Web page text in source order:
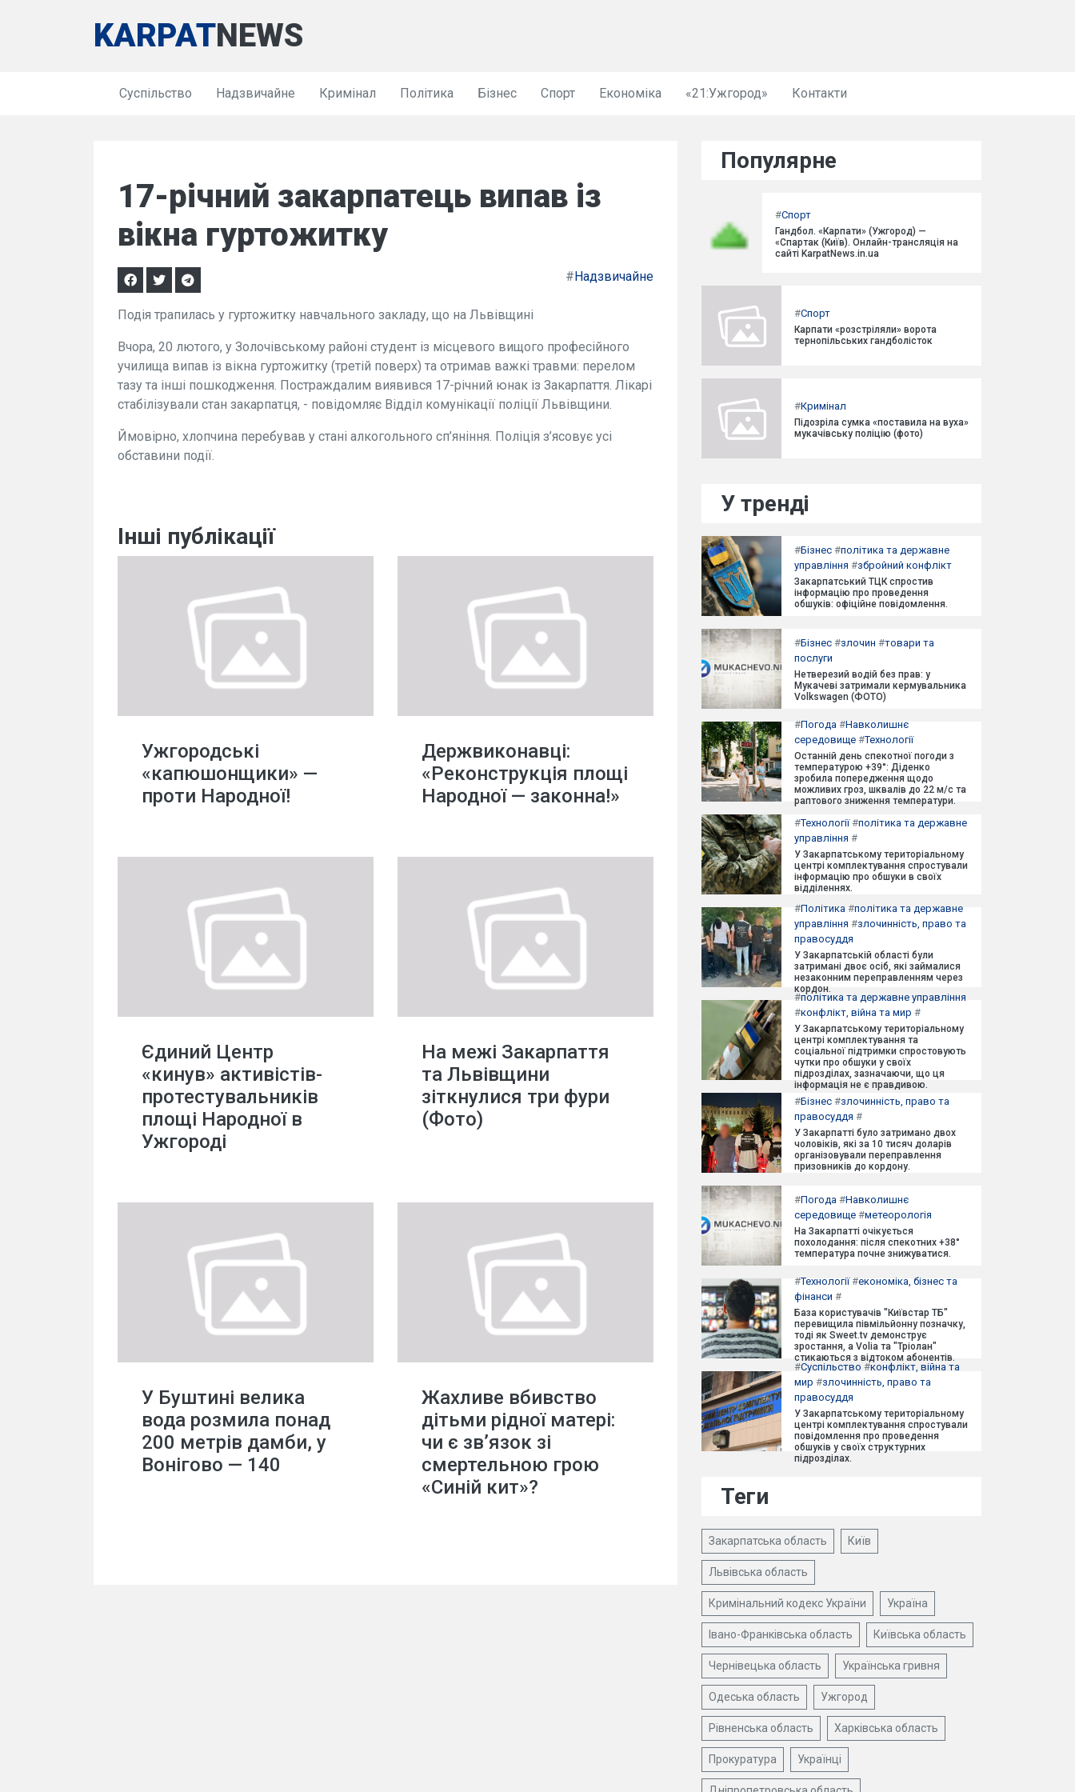
KARPATNEWS
Суспільство Надзвичайне Кримінал Політика Бізнес Спорт Економіка «21:Ужгород» Контакти
17-річний закарпатець випав із
вікна гуртожитку
#Надзвичайне
Подія трапилась у гуртожитку навчального закладу, що на Львівщині
Вчора, 20 лютого, у Золочівському районі студент із місцевого вищого професійного
училища випав із вікна гуртожитку (третій поверх) та отримав важкі травми: перелом
тазу та інші пошкодження. Постраждалим виявився 17-річний юнак із Закарпаття. Лікарі
стабілізували стан закарпатця, - повідомляє Відділ комунікації поліції Львівщини.
Ймовірно, хлопчина перебував у стані алкогольного сп’яніння. Поліція з’ясовує усі
обставини події.
Інші публікації
Ужгородські
«капюшонщики» —
проти Народної!
Держвиконавці:
«Реконструкція площі
Народної — законна!»
Єдиний Центр
«кинув» активістів-
протестувальників
площі Народної в
Ужгороді
На межі Закарпаття
та Львівщини
зіткнулися три фури
(Фото)
У Буштині велика
вода розмила понад
200 метрів дамби, у
Вонігово — 140
Жахливе вбивство
дітьми рідної матері:
чи є зв’язок зі
смертельною грою
«Синій кит»?
Популярне
#Спорт
Гандбол. «Карпати» (Ужгород) —
«Спартак (Київ). Онлайн-трансляція на
сайті KarpatNews.in.ua
#Спорт
Карпати «розстріляли» ворота
тернопільських гандболісток
#Кримінал
Підозріла сумка «поставила на вуха»
мукачівську поліцію (фото)
У тренді
#Бізнес #політика та державне
управління #збройний конфлікт
Закарпатський ТЦК спростив
інформацію про проведення
обшуків: офіційне повідомлення.
#Бізнес #злочин #товари та
послуги
Нетверезий водій без прав: у
Мукачеві затримали кермувальника
Volkswagen (ФОТО)
#Погода #Навколишнє
середовище #Технології
Останній день спекотної погоди з
температурою +39°: Діденко
зробила попередження щодо
можливих гроз, шквалів до 22 м/с та
раптового зниження температури.
#Технології#політика та державне
управління #
У Закарпатському територіальному
центрі комплектування спростували
інформацію про обшуки в своїх
відділеннях.
#Політика #політика та державне
управління #злочинність, право та
правосуддя
У Закарпатській області були
затримані двоє осіб, які займалися
незаконним переправленням через
кордон.
#політика та державне управління
#конфлікт, війна та мир #
У Закарпатському територіальному
центрі комплектування та
соціальної підтримки спростовують
чутки про обшуки у своїх
підрозділах, зазначаючи, що ця
інформація не є правдивою.
#Бізнес #злочинність, право та
правосуддя #
У Закарпатті було затримано двох
чоловіків, які за 10 тисяч доларів
організовували переправлення
призовників до кордону.
#Погода #Навколишнє
середовище #метеорологія
На Закарпатті очікується
похолодання: після спекотних +38°
температура почне знижуватися.
#Технології#економіка, бізнес та
фінанси #
База користувачів "Київстар ТБ"
перевищила півмільйонну позначку,
тоді як Sweet.tv демонструє
зростання, а Volia та "Тріолан"
стикаються з відтоком абонентів.
#Суспільство #конфлікт, війна та
мир #злочинність, право та
правосуддя
У Закарпатському територіальному
центрі комплектування спростували
повідомлення про проведення
обшуків у своїх структурних
підрозділах.
Теги
Закарпатська область Київ
Львівська область
Кримінальний кодекс України Україна
Івано-Франківська область Київська область
Чернівецька область Українська гривня
Одеська область Ужгород
Рівненська область Харківська область
Прокуратура Українці